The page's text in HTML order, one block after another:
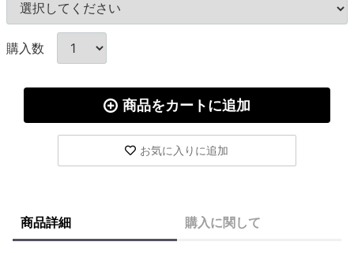
購入数
商品をカートに追加
お気に入りに追加
商品詳細 購入に関して